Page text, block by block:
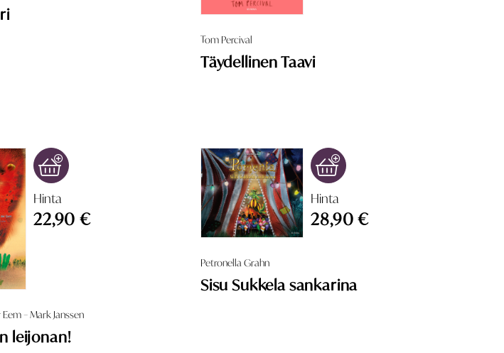
Tom Percival
Täydellinen Taavi
Hinta
22,90 €
– Mark Janssen
leijonan!
Hinta
28,90 €
Petronella Grahn
Sisu Sukkela sankarina